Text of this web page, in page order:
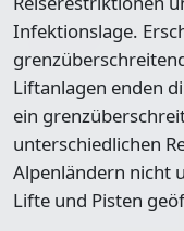
Infektionslage.
Liftanlagen enden
ein
unterschiedlichen
Alpenländern nicht
Lifte und Pisten